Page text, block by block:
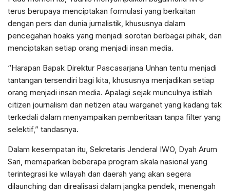
terus berupaya menciptakan formulasi yang berkaitan
dengan pers dan dunia jurnalistik, khususnya dalam
pencegahan hoaks yang menjadi sorotan berbagai pihak, dan
menciptakan setiap orang menjadi insan media.
“Harapan Bapak Direktur Pascasarjana Unhan tentu menjadi
tantangan tersendiri bagi kita, khususnya menjadikan setiap
orang menjadi insan media. Apalagi sejak munculnya istilah
citizen journalism dan netizen atau warganet yang kadang tak
terkedali dalam menyampaikan pemberitaan tanpa filter yang
selektif,” tandasnya.
Dalam kesempatan itu, Sekretaris Jenderal IWO, Dyah Arum
Sari, memaparkan beberapa program skala nasional yang
terintegrasi ke wilayah dan daerah yang akan segera
dilaunching dan direalisasi dalam jangka pendek, menengah